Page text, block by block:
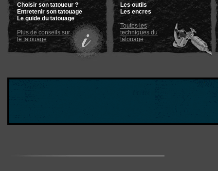
Choisir son tatoueur ?
Entretenir son tatouage
Le guide du tatouage
Plus de conseils sur
le tatouage
Les outils
Les encres
Toutes les
techniques du
tatouage